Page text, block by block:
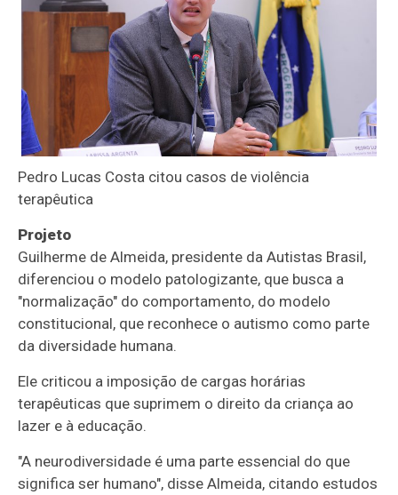
Pedro Lucas Costa citou casos de violência
terapêutica
Projeto
Guilherme de Almeida, presidente da Autistas Brasil,
diferenciou o modelo patologizante, que busca a
"normalização" do comportamento, do modelo
constitucional, que reconhece o autismo como parte
da diversidade humana.
Ele criticou a imposição de cargas horárias
terapêuticas que suprimem o direito da criança ao
lazer e à educação.
"A neurodiversidade é uma parte essencial do que
significa ser humano", disse Almeida, citando estudos